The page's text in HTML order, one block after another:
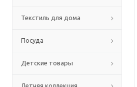
Текстиль для дома
Посуда
Детские товары
Летняя коллекция